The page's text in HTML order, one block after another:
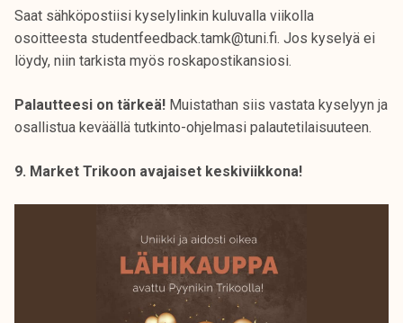
Saat sähköpostiisi kyselylinkin kuluvalla viikolla
osoitteesta studentfeedback.tamk@tuni.fi. Jos kyselyä ei
löydy, niin tarkista myös roskapostikansiosi.
Palautteesi on tärkeä! Muistathan siis vastata kyselyyn ja
osallistua keväällä tutkinto-ohjelmasi palautetilaisuuteen.
9. Market Trikoon avajaiset keskiviikkona!